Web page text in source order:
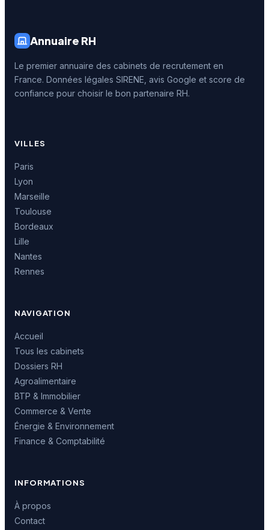
Annuaire RH
Le premier annuaire des cabinets de recrutement en
France. Données légales SIRENE, avis Google et score de
confiance pour choisir le bon partenaire RH.
VILLES
Paris
Lyon
Marseille
Toulouse
Bordeaux
Lille
Nantes
Rennes
NAVIGATION
Accueil
Tous les cabinets
Dossiers RH
Agroalimentaire
BTP & Immobilier
Commerce & Vente
Énergie & Environnement
Finance & Comptabilité
INFORMATIONS
À propos
Contact